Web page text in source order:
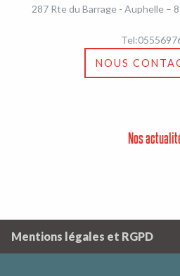
287 Rte du Barrage - Auphelle –
NOUS
Nos
Mentions légales et RGPD